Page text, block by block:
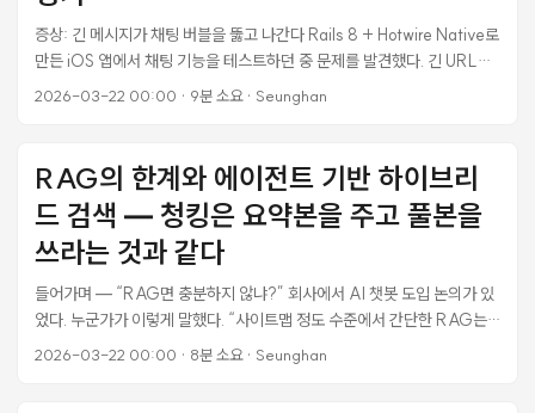
증상: 긴 메시지가 채팅 버블을 뚫고 나간다 Rails 8 + Hotwire Native로
만든 iOS 앱에서 채팅 기능을 테스트하던 중 문제를 발견했다. 긴 URL이
나 공백 없는 연속 문자열을 보내면 메시지가 채팅 버블 영역을 벗어나 화
크롤이 생기고, 메시지 영역 전체 레이아웃이 깨져버린다. 처음엔
“Tailwind break-words 넣어놨는데 왜 안 되지?” 싶었지만, 파고 들어
가보니 CSS overflow-wrap, flexbox intrinsic sizing, iOS WebKit
호환성이 복합적으로 얽힌 문제였다. ...
2026-03-22 00:00 · 9분 소요· Seunghan
RAG의 한계와 에이전트 기반 하이브리
드 검색 — 청킹은 요약본을 주고 풀본을
쓰라는 것과 같다
들어가며 — “RAG면 충분하지 않냐?” 회사에서 AI 챗봇 도입 논의가 있
었다. 누군가가 이렇게 말했다. “사이트맵 정도 수준에서 간단한 RAG는
충분히 가능하지 않냐, 비싼 돈 들이지 않고서.” 틀린 말은 아니다. FAQ 수
2026-03-22 00:00 · 8분 소요· Seunghan